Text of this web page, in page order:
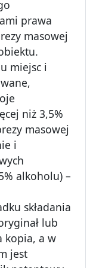
prawa
masowej
miejsc i
niż 3,5%
masowej
i
alkoholu) –
składania
lub
kopia, a w
jest